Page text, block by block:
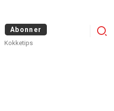
Abonner
Kokketips
Menu